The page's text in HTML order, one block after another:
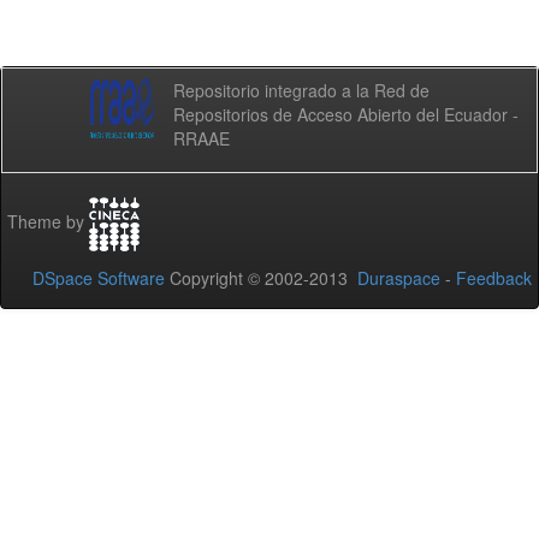
Repositorio integrado a la Red de
Repositorios de Acceso Abierto del Ecuador -
RRAAE
Theme by
DSpace Software Copyright © 2002-2013 Duraspace - Feedback